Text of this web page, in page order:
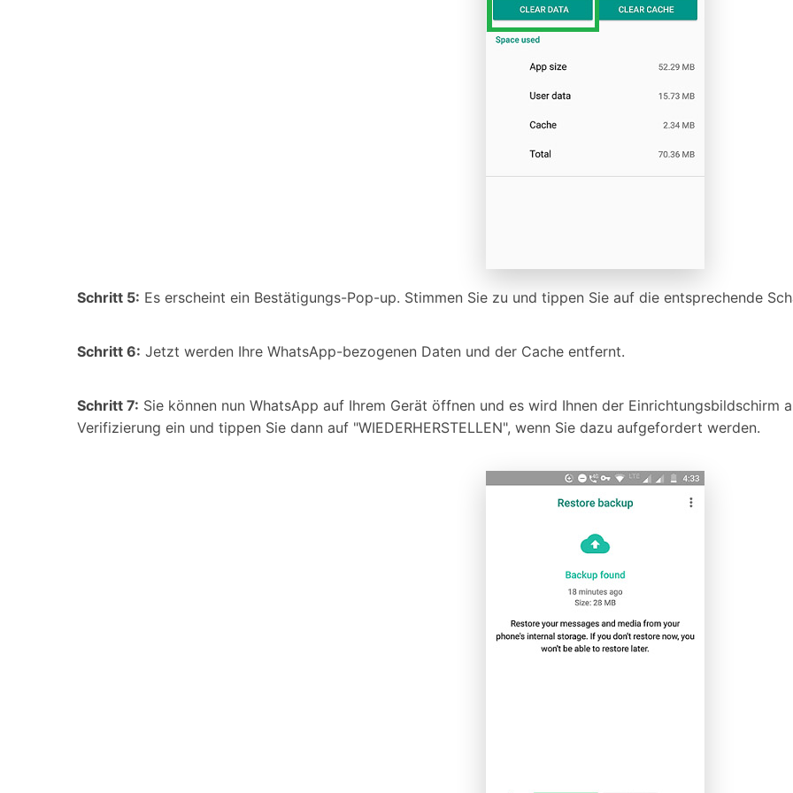
Schritt 5: Es erscheint ein Bestätigungs-Pop-up. Stimmen Sie zu und tippen Sie auf die entsprechende
Schritt 6: Jetzt werden Ihre WhatsApp-bezogenen Daten und der Cache entfernt.
Schritt 7: Sie können nun WhatsApp auf Ihrem Gerät öffnen und es wird Ihnen der Einrichtungsbildschirm
Verifizierung ein und tippen Sie dann auf "WIEDERHERSTELLEN", wenn Sie dazu aufgefordert werden.